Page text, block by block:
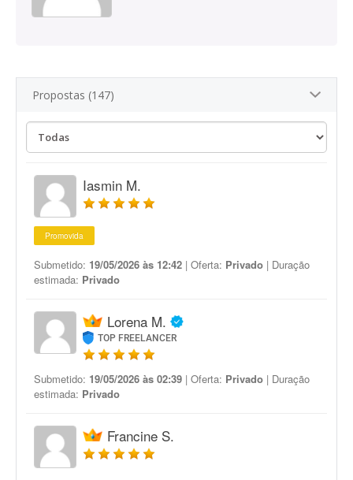
Propostas (147)
Iasmin M.
Promovida
Submetido: 19/05/2026 às 12:42 | Oferta: Privado | Duração
estimada: Privado
Lorena M.
TOP FREELANCER
Submetido: 19/05/2026 às 02:39 | Oferta: Privado | Duração
estimada: Privado
Francine S.